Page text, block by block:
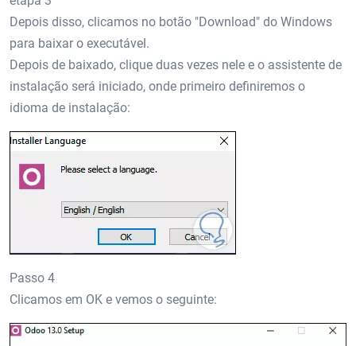
Depois disso, clicamos no botão "Download" do Windows
para baixar o executável.
Depois de baixado, clique duas vezes nele e o assistente de
instalação será iniciado, onde primeiro definiremos o
idioma de instalação:
Passo 4
Clicamos em OK e vemos o seguinte: